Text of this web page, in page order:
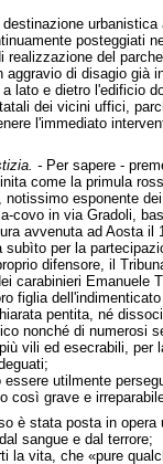
posteggiati
realizzazione del
di disagio già
lato e dietro l'edificio
dei vicini uffici,
l'immediato
-Per sapere -
come la primula
esponente
covo in via Gradoli,
avvenuta ad Aosta
subìto per la
difensore, il
carabinieri
figlia dell'indimenticato
pentita, né
nonché di numerosi
vili ed esecrabili,
utilmente
così grave e
è stata posta in
sangue e dal terrore;
la vita, che «pure